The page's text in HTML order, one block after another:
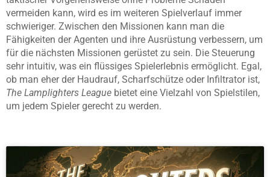
vermeiden kann, wird es im weiteren Spielverlauf immer
schwieriger. Zwischen den Missionen kann man die
Fähigkeiten der Agenten und ihre Ausrüstung verbessern, um
für die nächsten Missionen gerüstet zu sein. Die Steuerung
sehr intuitiv, was ein flüssiges Spielerlebnis ermöglicht. Egal,
ob man eher der Haudrauf, Scharfschütze oder Infiltrator ist,
The Lamplighters League bietet eine Vielzahl von Spielstilen,
um jedem Spieler gerecht zu werden.